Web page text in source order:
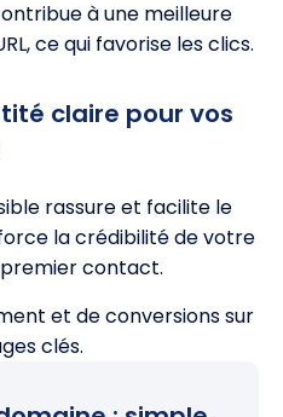
à une meilleure
ce qui favorise les clics.
claire pour vos
rassure et facilite le
la crédibilité de votre
contact.
et de conversions sur
clés.